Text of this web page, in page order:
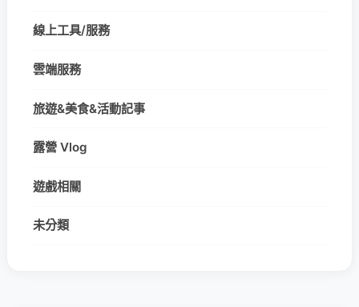
線上工具/服務
雲端服務
旅遊&美食&活動記事
露營 Vlog
遊戲相關
未分類